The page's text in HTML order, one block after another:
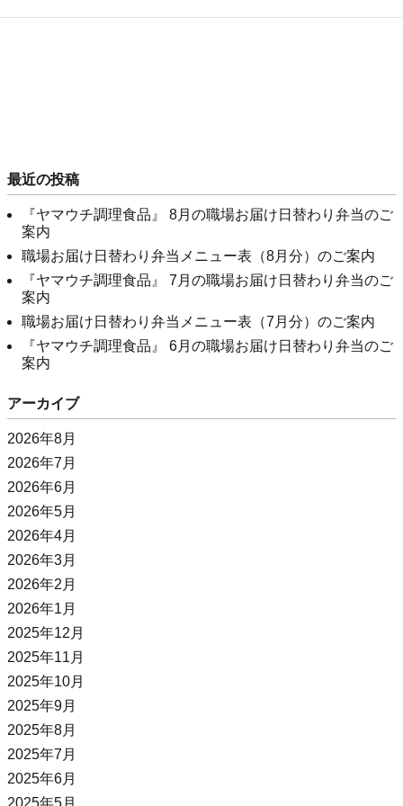
最近の投稿
『ヤマウチ調理食品』 8月の職場お届け日替わり弁当のご
案内
職場お届け日替わり弁当メニュー表（8月分）のご案内
『ヤマウチ調理食品』 7月の職場お届け日替わり弁当のご
案内
職場お届け日替わり弁当メニュー表（7月分）のご案内
『ヤマウチ調理食品』 6月の職場お届け日替わり弁当のご
案内
アーカイブ
2026年8月
2026年7月
2026年6月
2026年5月
2026年4月
2026年3月
2026年2月
2026年1月
2025年12月
2025年11月
2025年10月
2025年9月
2025年8月
2025年7月
2025年6月